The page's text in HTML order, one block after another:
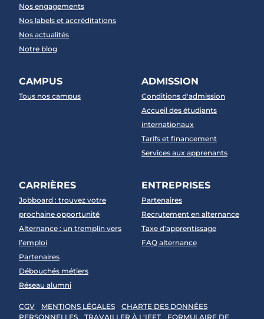
Nos engagements
Nos labels et accréditations
Nos actualités
Notre blog
CAMPUS
Tous nos campus
ADMISSION
Conditions d'admission
Accueil des étudiants
internationaux
Tarifs et financement
Services aux apprenants
CARRIÈRES
Jobboard : trouvez votre
prochaine opportunité
Alternance : un tremplin vers
l’emploi
Partenaires
Débouchés métiers
Réseau alumni
ENTREPRISES
Partenaires
Recrutement en alternance
Taxe d'apprentissage
FAQ alternance
CGV MENTIONS LÉGALES
CHARTE DES DONNÉES
PERSONNELLES
TRAVAILLER À L'IEFT FORMULAIRE DE